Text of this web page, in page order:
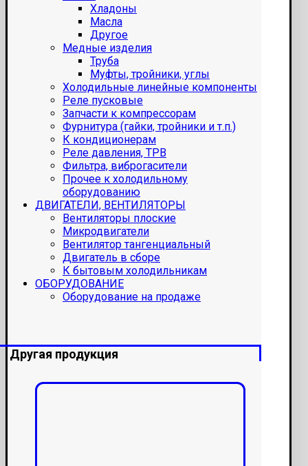
Хладоны
Масла
Другое
Медные изделия
Труба
Муфты, тройники, углы
Холодильные линейные компоненты
Реле пусковые
Запчасти к компрессорам
Фурнитура (гайки, тройники и т.п.)
К кондиционерам
Реле давления, ТРВ
Фильтра, виброгасители
Прочее к холодильному
оборудованию
ДВИГАТЕЛИ, ВЕНТИЛЯТОРЫ
Вентиляторы плоские
Микродвигатели
Вентилятор тангенциальный
Двигатель в сборе
К бытовым холодильникам
ОБОРУДОВАНИЕ
Оборудование на продаже
Другая продукция